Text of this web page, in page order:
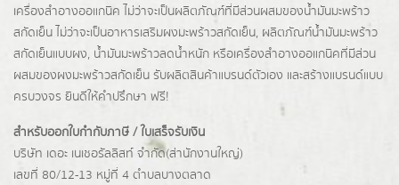
เครื่องสำอางออแกนิค ไม่ว่าจะเป็นผลิตภัณฑ์ที่มีส่วนผสมของน้ำมันมะพร้าว
สกัดเย็น ไม่ว่าจะเป็นอาหารเสริมผงมะพร้าวสกัดเย็น, ผลิตภัณฑ์น้ำมันมะพร้าว
สกัดเย็นแบบผง, น้ำมันมะพร้าวลดน้ำหนัก หรือเครื่องสำอางออแกนิคที่มีส่วน
ผสมของผงมะพร้าวสกัดเย็น รับผลิตสินค้าแบรนด์ตัวเอง และสร้างแบรนด์แบบ
ครบวงจร ยินดีให้คำปรึกษา ฟรี!
สำหรับออกใบกำกับภาษี / ใบเสร็จรับเงิน
บริษัท เดอะ เนเชอรัลลิสท์ จำกัด(ส่านักงานใหญ่)
เลขที่ 80/12-13 หมู่ที่ 4 ตำบลบางตลาด